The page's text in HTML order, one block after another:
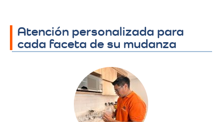
Atención personalizada para
cada faceta de su mudanza